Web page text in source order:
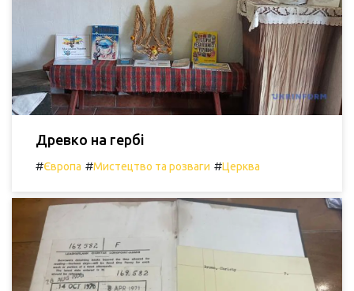
Древко на гербі
#Європа #Мистецтво та розваги #Церква